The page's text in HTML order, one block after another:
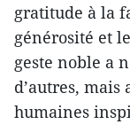
gratitude à la
générosité et
geste noble a
d’autres,
humaines